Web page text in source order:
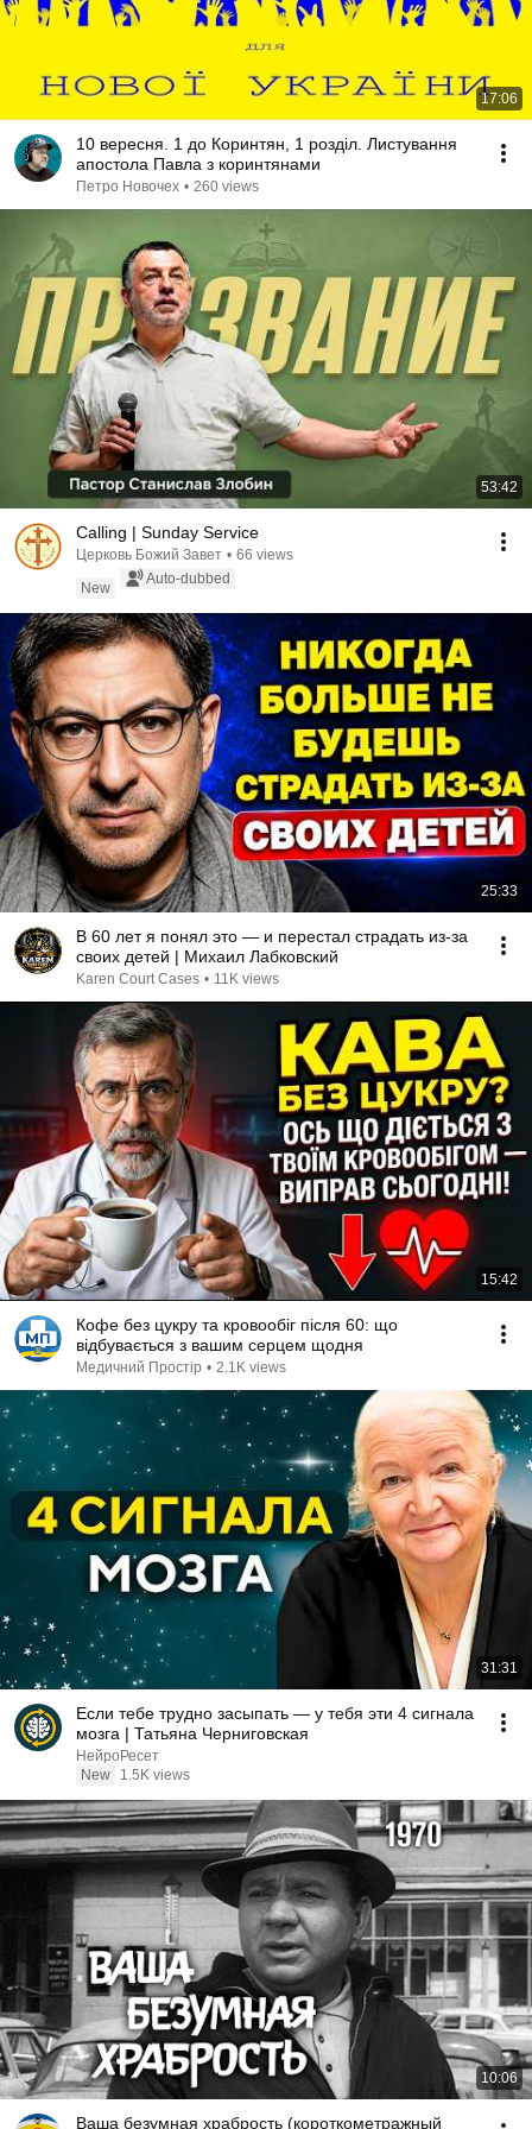
17:06
10 вересня. 1 до Коринтян, 1 розділ. Листування
апостола Павла з коринтянами
Петро Новочех • 260 views
53:42
Calling | Sunday Service
Церковь Божий Завет • 66 views
New
Auto-dubbed
25:33
В 60 лет я понял это — и перестал страдать из-за
своих детей | Михаил Лабковский
Karen Court Cases • 11K views
15:42
Кофе без цукру та кровообіг після 60: що
відбувається з вашим серцем щодня
Медичний Простір • 2.1K views
31:31
Если тебе трудно засыпать — у тебя эти 4 сигнала
мозга | Татьяна Черниговская
НейроРесет
New
1.5K views
10:06
Ваша безумная храбрость (короткометражный